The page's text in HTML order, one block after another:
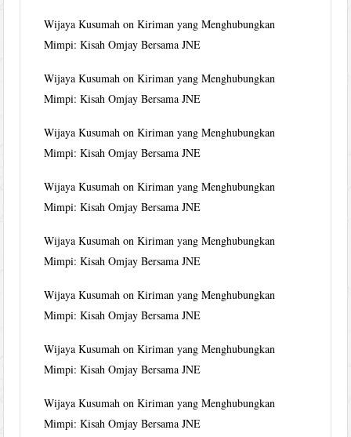
Wijaya Kusumah onKiriman yang Menghubungkan
Mimpi: Kisah Omjay Bersama JNE
Wijaya Kusumah onKiriman yang Menghubungkan
Mimpi: Kisah Omjay Bersama JNE
Wijaya Kusumah onKiriman yang Menghubungkan
Mimpi: Kisah Omjay Bersama JNE
Wijaya Kusumah onKiriman yang Menghubungkan
Mimpi: Kisah Omjay Bersama JNE
Wijaya Kusumah onKiriman yang Menghubungkan
Mimpi: Kisah Omjay Bersama JNE
Wijaya Kusumah onKiriman yang Menghubungkan
Mimpi: Kisah Omjay Bersama JNE
Wijaya Kusumah onKiriman yang Menghubungkan
Mimpi: Kisah Omjay Bersama JNE
Wijaya Kusumah onKiriman yang Menghubungkan
Mimpi: Kisah Omjay Bersama JNE